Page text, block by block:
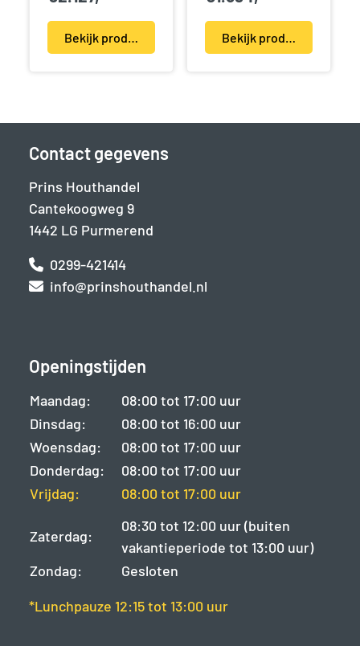
Contact gegevens
Prins Houthandel
Cantekoogweg 9
1442 LG Purmerend
0299-421414
info@prinshouthandel.nl
Openingstijden
Maandag:
08:00 tot 17:00 uur
Dinsdag:
08:00 tot 16:00 uur
Woensdag:
08:00 tot 17:00 uur
Donderdag:
08:00 tot 17:00 uur
Vrijdag:
08:00 tot 17:00 uur
Zaterdag:
08:30 tot 12:00 uur (buiten
vakantieperiode tot 13:00 uur)
Zondag:
Gesloten
*Lunchpauze 12:15 tot 13:00 uur